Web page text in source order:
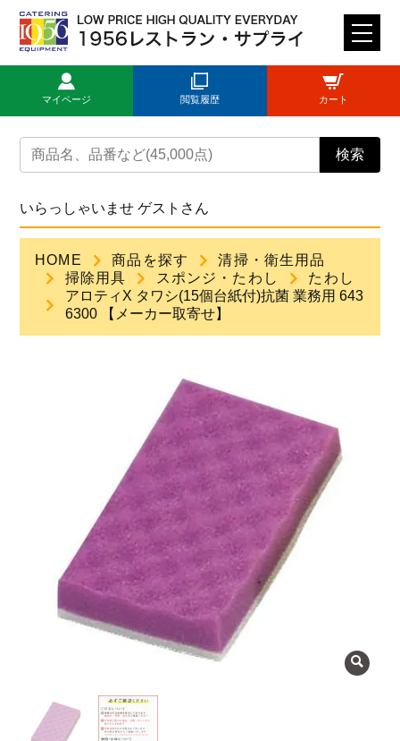
M
E
U
検索
マイページ 閲覧履歴 カート
トップページ
新規登録
商品一覧
会社概要
OEMについて
Instagram
お問い合わせ
いらっしゃいませ ゲストさん
HOME 商品を探す
清掃・衛生用品
掃除用具
スポンジ・たわし
たわし
アロティX タワシ(15個台紙付)抗菌 業務用 643
6300 【メーカー取寄せ】